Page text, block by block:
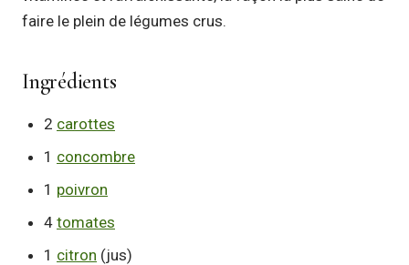
faire le plein de légumes crus.
Ingrédients
2 carottes
1 concombre
1 poivron
4 tomates
1 citron (jus)